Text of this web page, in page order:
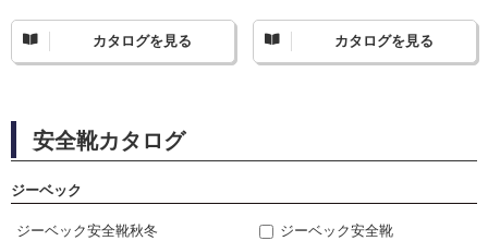
カタログを見る カタログを見る
安全靴カタログ
ジーベック
ジーベック安全靴秋冬 ジーベック安全靴